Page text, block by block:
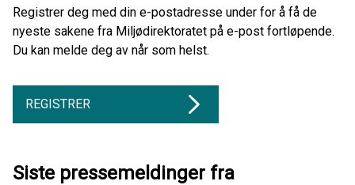
Registrer deg med din e-postadresse under for å få de
nyeste sakene fra Miljødirektoratet på e-post fortløpende.
Du kan melde deg av når som helst.
REGISTRER
Siste pressemeldinger fra